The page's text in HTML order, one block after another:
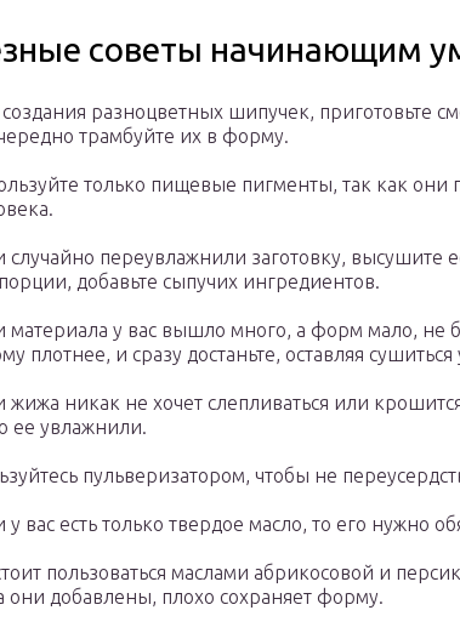
советы начинающим
разноцветных шипучек, приготовьте
трамбуйте их в форму.
только пищевые пигменты, так как они
случайно переувлажнили заготовку, высушите
добавьте сыпучих ингредиентов.
материала у вас вышло много, а форм мало, не
плотнее, и сразу достаньте, оставляя
жижа никак не хочет слепливаться или
ее увлажнили.
пульверизатором, чтобы не
у вас есть только твердое масло, то его нужно
пользоваться маслами абрикосовой и
они добавлены, плохо сохраняет форму.